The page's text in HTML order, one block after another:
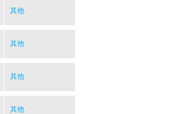
其他
其他
其他
其他